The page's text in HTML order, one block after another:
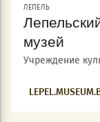
ЛЕПЕЛЬ
музей
Учреждение